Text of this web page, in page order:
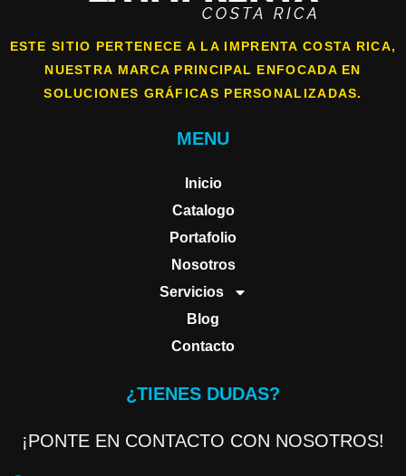
ESTE SITIO PERTENECE A LA IMPRENTA COSTA RICA,
NUESTRA MARCA PRINCIPAL ENFOCADA EN
SOLUCIONES GRÁFICAS PERSONALIZADAS.
MENU
Inicio
Catalogo
Portafolio
Nosotros
Servicios
Blog
Contacto
¿TIENES DUDAS?
¡PONTE EN CONTACTO CON NOSOTROS!